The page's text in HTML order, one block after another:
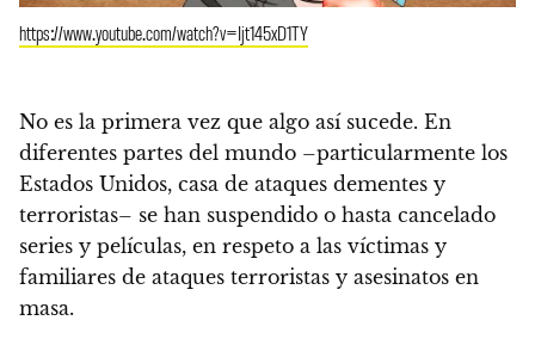
https://www.youtube.com/watch?v=Ijt145xD1TY
No es la primera vez que algo así sucede. En
diferentes partes del mundo –particularmente los
Estados Unidos, casa de ataques dementes y
terroristas– se han suspendido o hasta cancelado
series y películas, en respeto a las víctimas y
familiares de ataques terroristas y asesinatos en
masa.